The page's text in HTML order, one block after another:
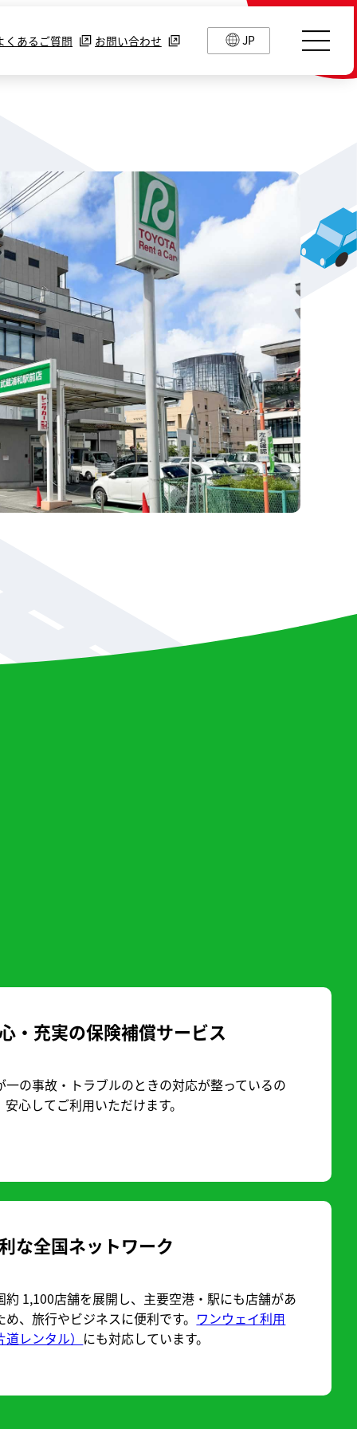
くあるご質問 お問い合わせ JP
・充実の保険補償サービス
一の事故・トラブルのときの対応が整っているの
安心してご利用いただけます。
な全国ネットワーク
約 1,100店舗を展開し、主要空港・駅にも店舗があ
め、旅行やビジネスに便利です。 ワンウェイ利用
道レンタル） にも対応しています。